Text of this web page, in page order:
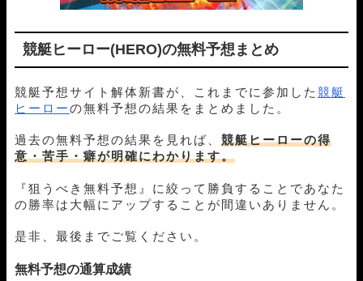
競艇ヒーロー(HERO)の無料予想まとめ
競艇予想サイト解体新書が、これまでに参加した 競艇
ヒーローの無料予想の結果をまとめました。
過去の無料予想の結果を見れば、 競艇ヒーローの得
意・苦手・癖が明確にわかります。
『狙うべき無料予想』に絞って勝負することであなた
の勝率は大幅にアップすることが間違いありません。
是非、最後までご覧ください。
無料予想の通算成績